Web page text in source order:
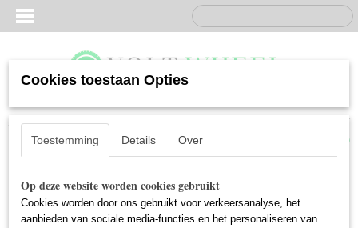
Inloggen Registreren
UW WINKELWAGEN
(0)
Cookies toestaan Opties
Toestemming Details Over
Op deze website worden cookies gebruikt
Cookies worden door ons gebruikt voor verkeersanalyse, het
aanbieden van sociale media-functies en het personaliseren van